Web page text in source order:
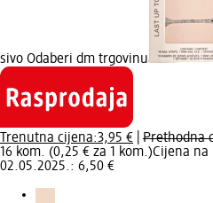
sivo Odaberi dm trgovinu
Trenutna cijena:3,95 € Prethodna
16 kom. (0,25 € za 1 kom.)Cijena na
02.05.2025.: 6,50 €